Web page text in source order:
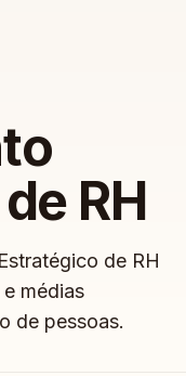
RH
de RH
médias
de pessoas.